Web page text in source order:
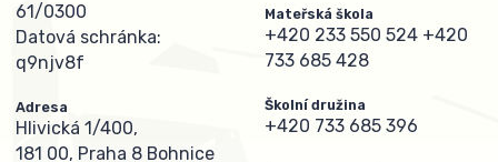
61/0300
Datová schránka:
q9njv8f
Adresa
Hlivická 1/400,
181 00, Praha 8 Bohnice
Mateřská škola
+420 233 550 524 +420
733 685 428
Školní družina
+420 733 685 396